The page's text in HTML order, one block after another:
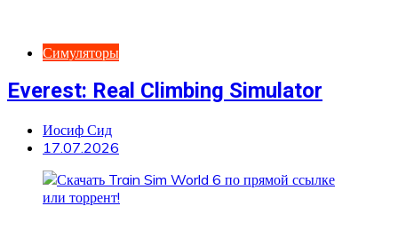
Симуляторы
Everest: Real Climbing Simulator
Иосиф Сид
17.07.2026